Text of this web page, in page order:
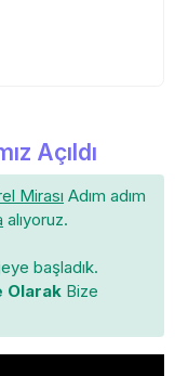
Açıldı
Mirası Adım adım
alıyoruz.
başladık.
Olarak Bize